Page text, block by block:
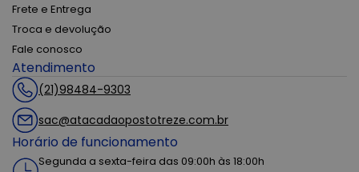
Frete e Entrega
Troca e devolução
Fale conosco
Atendimento
(21)98484-9303
sac@atacadaopostotreze.com.br
Horário de funcionamento
Segunda a sexta-feira das 09:00h às 18:00h